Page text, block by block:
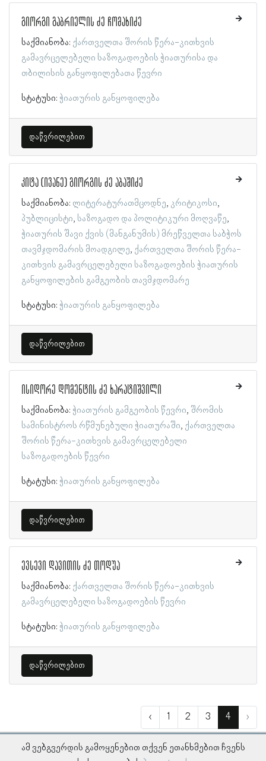
გიორგი გაბრიელის ძე ჩომახიძე
საქმიანობა: ქართველთა შორის წერა-კითხვის
გამავრცელებელი საზოგადოების ჭიათურისა და
თბილისის განყოფილებათა წევრი
სტატუსი: ჭიათურის განყოფილება
დაწვრილებით
კიტა (ივანე) გიორგის ძე აბაშიძე
საქმიანობა: ლიტერატურათმცოდნე კრიტიკოსი
პუბლიცისტი საზოგადო და პოლიტიკური მოღვაწე
ჭიათურის შავი ქვის (მანგანუმის) მრეწველთა საბჭოს
თავმჯდომარის მოადგილე ქართველთა შორის წერა-
კითხვის გამავრცელებელი საზოგადოების ჭიათურის
განყოფილების გამგეობის თავმჯდომარე
სტატუსი: ჭიათურის განყოფილება
დაწვრილებით
ისიდორე დომენტის ძე ხარატიშვილი
საქმიანობა: ჭიათურის გამგეობის წევრი შრომის
სამინისტროს რწმუნებული ჭიათურაში ქართველთა
შორის წერა-კითხვის გამავრცელებელი
საზოგადოების წევრი
სტატუსი: ჭიათურის განყოფილება
დაწვრილებით
ევსევი დავითის ძე თოდუა
საქმიანობა: ქართველთა შორის წერა-კითხვის
გამავრცელებელი საზოგადოების წევრი
სტატუსი: ჭიათურის განყოფილება
დაწვრილებით
‹ 1 2 3 4 ›
ამ ვებგვერდის გამოყენებით თქვენ ეთანხმებით ჩვენს